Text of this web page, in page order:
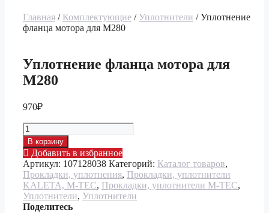
Главная / Комплектующие / Уплотнители / Уплотнение
фланца мотора для М280
Уплотнение фланца мотора для
М280
970₽
Количество
товара
Уплотнение
фланца
мотора
для
М280
В корзину
Добавить в избранное
Артикул: 107128038 Категорий: Каталог товаров,
Прокладки, уплотнения, Прокладки, уплотнители
KALETA, M-TEC, Прокладки, уплотнители M-TEC,
Уплотнители, Уплотнители
Поделитесь